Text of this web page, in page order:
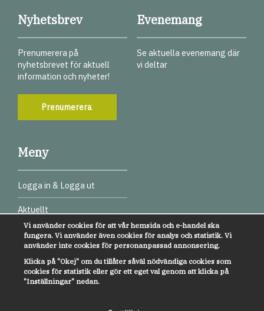
Nyhetsbrev
Prenumerera på
nyhetsbrevet för aktuell
information och nyheter!
Prenumerera
Evenemang
Se aktuella evenemang där
vi deltar
Meny
Logga in & Logga ut
Aktuellt
Digitala test
Webbinarier
Övrigt
Vi använder cookies för att vår hemsida och e-handel ska
fungera. Vi använder även cookies för analys och statistik. Vi
använder inte cookies för personanpassad annonsering.
Klicka på "Okej" om du tillåter såväl nödvändiga cookies som
cookies för statistik eller gör ett eget val genom att klicka på
"Inställningar" nedan.